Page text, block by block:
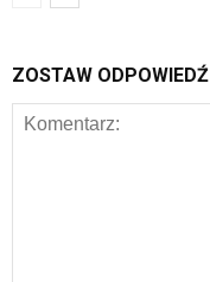
ZOSTAW ODPOWIEDŹ